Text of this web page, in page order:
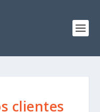
clientes